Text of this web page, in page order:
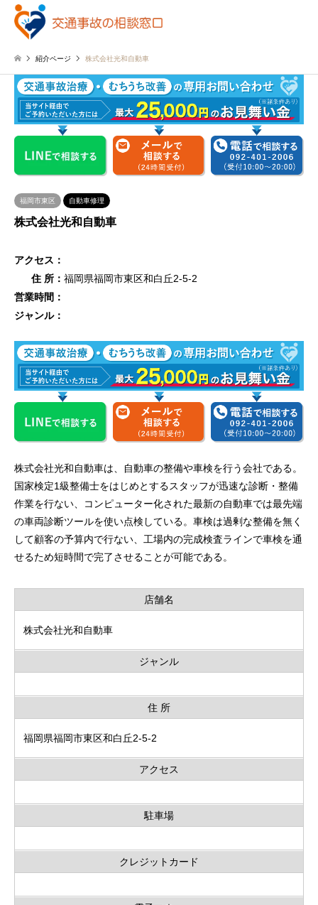
紹介ページ 株式会社光和自動車
福岡市東区 自動車修理
株式会社光和自動車
アクセス：
住 所： 福岡県福岡市東区和白丘2-5-2
営業時間：
ジャンル：
株式会社光和自動車は、自動車の整備や車検を行う会社である。
国家検定1級整備士をはじめとするスタッフが迅速な診断・整備
作業を行ない、コンピューター化された最新の自動車では最先端
の車両診断ツールを使い点検している。車検は過剰な整備を無く
して顧客の予算内で行ない、工場内の完成検査ラインで車検を通
せるため短時間で完了させることが可能である。
店舗名
株式会社光和自動車
ジャンル
住 所
福岡県福岡市東区和白丘2-5-2
アクセス
駐車場
クレジットカード